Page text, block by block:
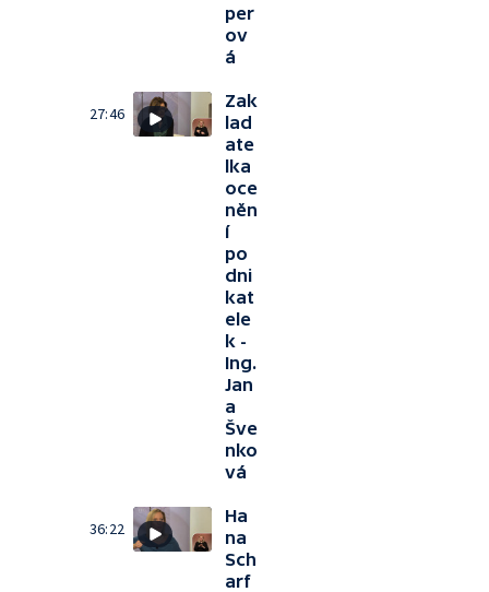
per
ov
á
27:46
Zak
lad
ate
lka
oce
něn
í
po
dni
kat
ele
k -
Ing.
Jan
a
Šve
nko
vá
36:22
Ha
na
Sch
arf